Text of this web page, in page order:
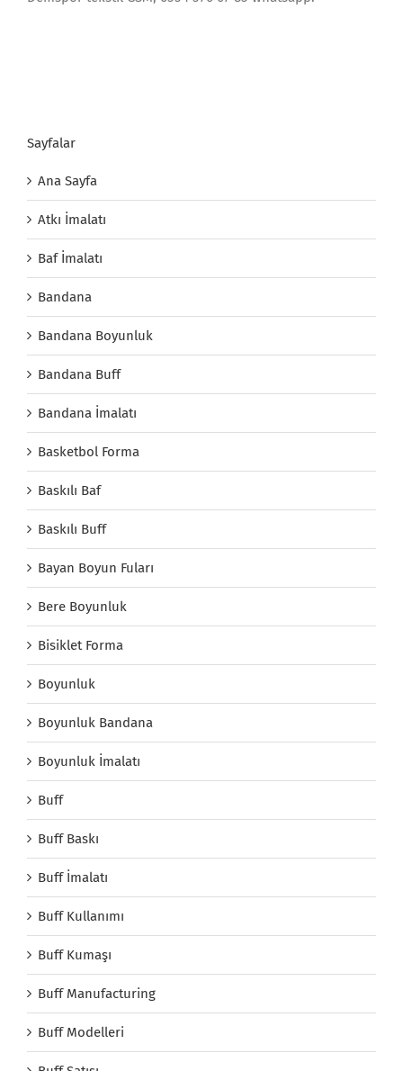
Sayfalar
Ana Sayfa
Atkı İmalatı
Baf İmalatı
Bandana
Bandana Boyunluk
Bandana Buff
Bandana İmalatı
Basketbol Forma
Baskılı Baf
Baskılı Buff
Bayan Boyun Fuları
Bere Boyunluk
Bisiklet Forma
Boyunluk
Boyunluk Bandana
Boyunluk İmalatı
Buff
Buff Baskı
Buff İmalatı
Buff Kullanımı
Buff Kumaşı
Buff Manufacturing
Buff Modelleri